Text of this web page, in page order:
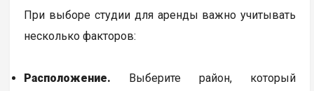
При выборе студии для аренды важно учитывать
несколько факторов:
Расположение. Выберите район, который